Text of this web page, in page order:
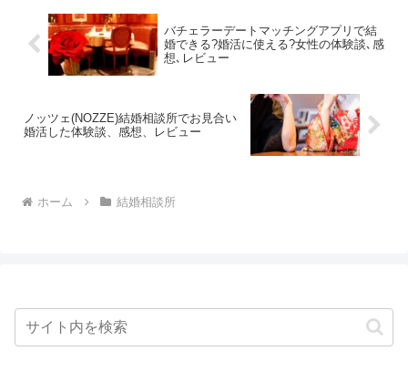
等の評判、評価もありました。サンセリ
テ青山で婚活しようか迷っている方の参
考にしていただければと思います。
バチェラーデートマッチングアプリで結
婚できる?婚活に使える?女性の体験談､感
想､レビュー
ノッツェ(NOZZE)結婚相談所でお見合い
婚活した体験談、感想、レビュー
ホーム 結婚相談所